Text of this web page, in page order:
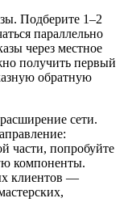
Подберите 1–2
параллельно
через местное
получить первый
обратную
сети.
части, попробуйте
компоненты.
клиентов —